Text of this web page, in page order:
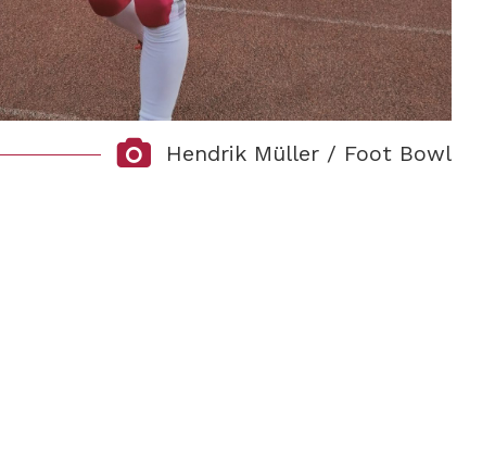
Hendrik Müller / Foot Bowl